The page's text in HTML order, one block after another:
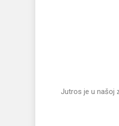
Jutros je u našoj